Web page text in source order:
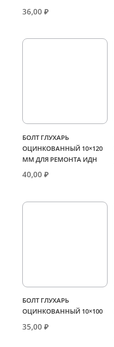
36,00 ₽
БОЛТ ГЛУХАРЬ
ОЦИНКОВАННЫЙ 10×120
ММ ДЛЯ РЕМОНТА ИДН
40,00 ₽
БОЛТ ГЛУХАРЬ
ОЦИНКОВАННЫЙ 10×100
35,00 ₽